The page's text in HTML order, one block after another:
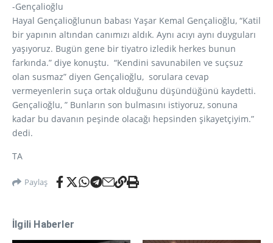
-Gençalioğlu
Hayal Gençalioğlunun babası Yaşar Kemal Gençalioğlu, “Katil
bir yapının altından canımızı aldık. Aynı acıyı aynı duyguları
yaşıyoruz. Bugün gene bir tiyatro izledik herkes bunun
farkında.” diye konuştu. “Kendini savunabilen ve suçsuz
olan susmaz” diyen Gençalioğlu, sorulara cevap
vermeyenlerin suça ortak olduğunu düşündüğünü kaydetti.
Gençalioğlu, ” Bunların son bulmasını istiyoruz, sonuna
kadar bu davanın peşinde olacağı hepsinden şikayetçiyim.”
dedi.
TA
Paylaş
İlgili Haberler